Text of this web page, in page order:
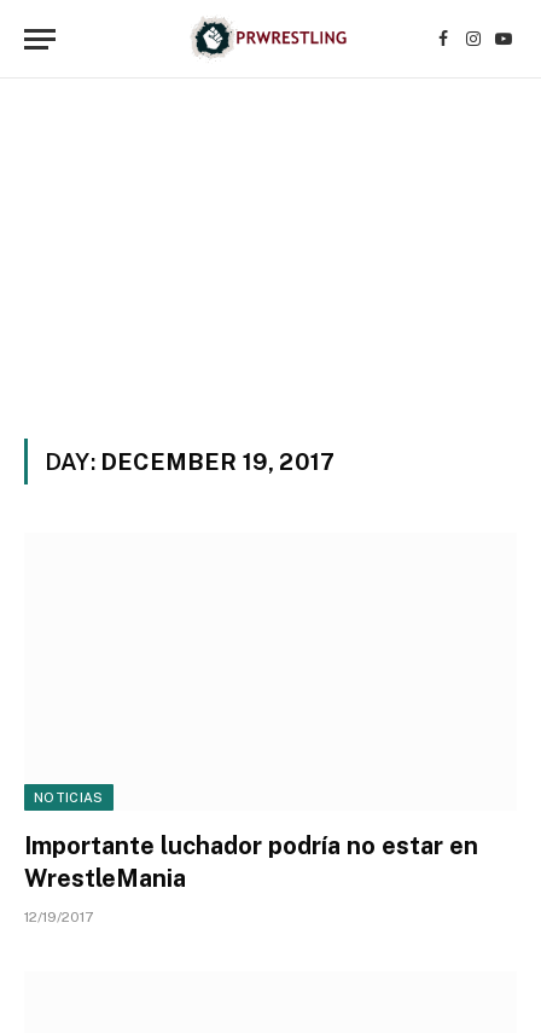
Facebook
DAY: DECEMBER 19, 2017
NOTICIAS
Importante luchador podría no estar en
WrestleMania
12/19/2017